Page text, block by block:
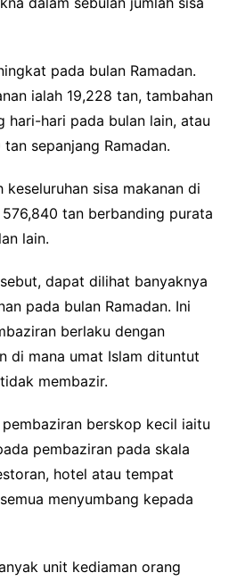
pada bulan Ramadan.
ialah 19,228 tan, tambahan
hari-hari pada bulan lain, atau
sepanjang Ramadan.
keseluruhan sisa makanan di
576,840 tan berbanding purata
lain.
dapat dilihat banyaknya
pada bulan Ramadan. Ini
berlaku dengan
di mana umat Islam dituntut
membazir.
berskop kecil iaitu
pembaziran pada skala
hotel atau tempat
menyumbang kepada
unit kediaman orang